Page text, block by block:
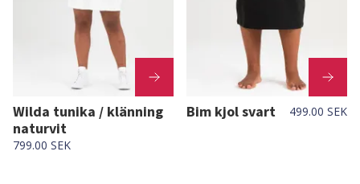
Wilda tunika / klänning
naturvit
799.00 SEK
Bim kjol svart 499.00 SEK